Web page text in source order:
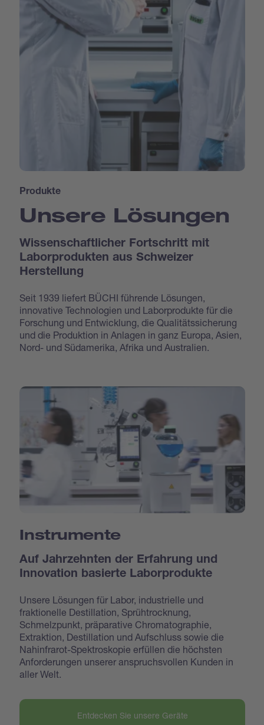
Produkte
Unsere Lösungen
Wissenschaftlicher Fortschritt mit
Laborprodukten aus Schweizer
Herstellung
Seit 1939 liefert BÜCHI führende Lösungen,
innovative Technologien und Laborprodukte für die
Forschung und Entwicklung, die Qualitätssicherung
und die Produktion in Anlagen in ganz Europa, Asien,
Nord- und Südamerika, Afrika und Australien.
Instrumente
Auf Jahrzehnten der Erfahrung und
Innovation basierte Laborprodukte
Unsere Lösungen für Labor, industrielle und
fraktionelle Destillation, Sprühtrocknung,
Schmelzpunkt, präparative Chromatographie,
Extraktion, Destillation und Aufschluss sowie die
Nahinfrarot-Spektroskopie erfüllen die höchsten
Anforderungen unserer anspruchsvollen Kunden in
aller Welt.
Entdecken Sie unsere Geräte